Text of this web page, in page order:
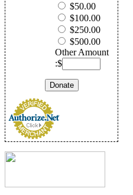
$50.00
$100.00
$250.00
$500.00
Other Amount
:$